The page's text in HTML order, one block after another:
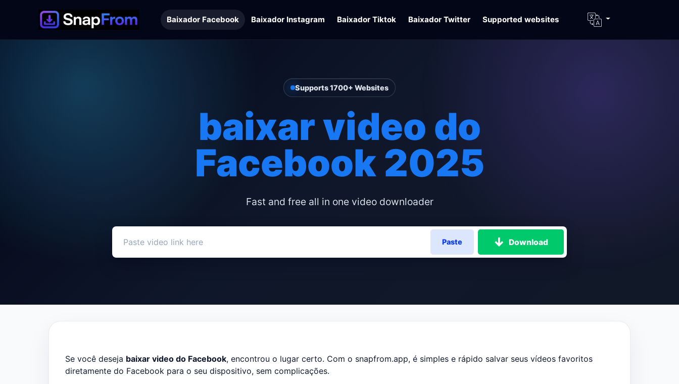
Baixador Facebook Baixador Instagram Baixador Tiktok Baixador Twitter Supported websites
Supports 1700+ Websites
baixar video do
Facebook 2025
Fast and free all in one video downloader
Paste Download
Se você deseja baixar video do Facebook, encontrou o lugar certo. Com o snapfrom.app, é simples e rápido salvar seus vídeos favoritos
diretamente do Facebook para o seu dispositivo, sem complicações.